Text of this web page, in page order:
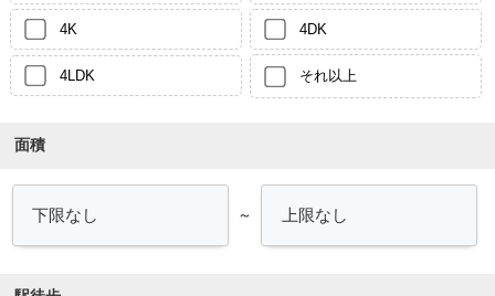
4K 4DK
4LDK それ以上
面積
～